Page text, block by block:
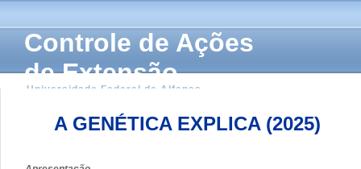
Controle de Ações
de Extensão
Universidade Federal de Alfenas
A GENÉTICA EXPLICA (2025)